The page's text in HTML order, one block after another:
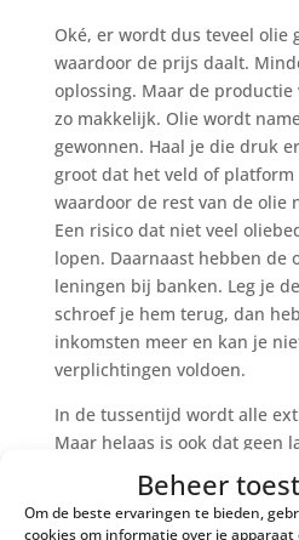
Beheer
Om de beste ervaringen te bieden,
cookies om informatie over je
Oké, er wordt dus teveel olie
waardoor de prijs daalt.
oplossing. Maar de
zo makkelijk. Olie wordt
gewonnen. Haal je die druk
groot dat het veld of
waardoor de rest van de olie
Een risico dat niet veel
lopen. Daarnaast hebben de
leningen bij banken. Leg je
schroef je hem terug, dan
inkomsten meer en kan je
verplichtingen voldoen.
In de tussentijd wordt alle
Maar helaas is ook dat geen
Wanneer we met een
is er straks letterlijk geen
extra olie op te slaan.